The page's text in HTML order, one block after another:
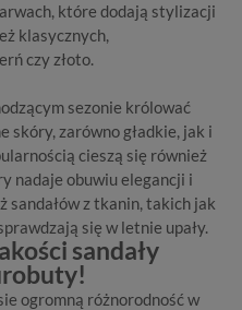
które dodają stylizacji
klasycznych,
czy złoto.
sezonie królować
skóry, zarówno gładkie, jak i
cieszą się również
nadaje obuwiu elegancji i
sandałów z tkanin, takich jak
się w letnie upały.
sandały
ogromną różnorodność w